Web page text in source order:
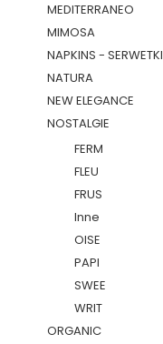
MEDITERRANEO
MIMOSA
NAPKINS - SERWETKI
NATURA
NEW ELEGANCE
NOSTALGIE
FERM
FLEU
FRUS
Inne
OISE
PAPI
SWEE
WRIT
ORGANIC